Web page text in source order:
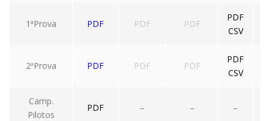
1ªProva PDF PDF PDF
PDF
CSV
2ªProva PDF PDF PDF
PDF
CSV
Camp.
Pilotos
PDF – – –